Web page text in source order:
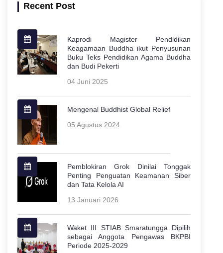
Recent Post
Kaprodi Magister Pendidikan
Keagamaan Buddha ikut Penyusunan
Buku Teks Pendidikan Agama Buddha
dan Budi Pekerti
04 Juni 2025
Mengenal Buddhist Global Relief
05 Agustus 2024
Pemblokiran Grok Dinilai Tonggak
Penting Penguatan Keamanan Siber
dan Tata Kelola AI
13 Januari 2026
Waket III STIAB Smaratungga Dipilih
sebagai Anggota Pengawas BKPBI
Periode 2025-2029